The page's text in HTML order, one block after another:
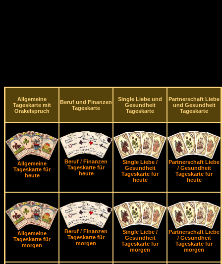
Allgemeine
Tageskarte mit
Orakelspruch
Beruf und Finanzen
Tageskarte
Single Liebe und
Gesundheit
Tageskarte
Partnerschaft Liebe
und Gesundheit
Tageskarte
Allgemeine
Tageskarte für
heute
Beruf / Finanzen
Tageskarte für
heute
Single Liebe /
Gesundheit
Tageskarte für
heute
Partnerschaft Liebe
/ Gesundheit
Tageskarte für
heute
Allgemeine
Tageskarte für
morgen
Beruf / Finanzen
Tageskarte für
morgen
Single Liebe /
Gesundheit
Tageskarte für
morgen
Partnerschaft Liebe
/ Gesundheit
Tageskarte für
morgen